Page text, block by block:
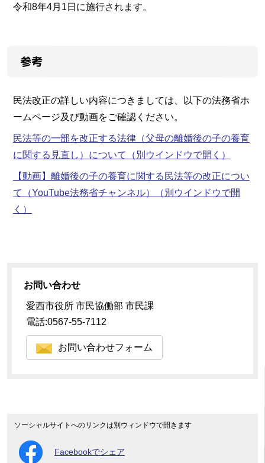
令和8年4月1日に施行されます。
参考
民法改正の詳しい内容につきましては、以下の法務省ホ
ームページ及び動画をご確認ください。
民法等の一部を改正する法律（父母の離婚後の子の養育
に関する見直し）について
（別ウインドウで開く）
【動画】離婚後の子の養育に関する民法等の改正につい
て（YouTube法務省チャンネル）
（別ウインドウで開
く）
お問い合わせ
愛西市役所 市民協働部 市民課
電話:0567-55-7112
お問い合わせフォーム
ソーシャルサイトへのリンクは別ウィンドウで開きます
Facebookでシェア